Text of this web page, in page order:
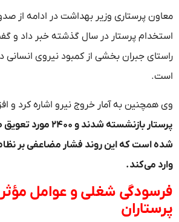
استخدام پرستار در سال گذشته خبر داد و
راستای جبران بخشی از کمبود نیروی انسانی
است.
وی همچنین به آمار خروج نیرو اشاره کرد و
پرستار بازنشسته
شده است که این روند فشار مضاعفی بر
وارد می‌کند.
فرسودگی شغلی و عوامل
پرستاران